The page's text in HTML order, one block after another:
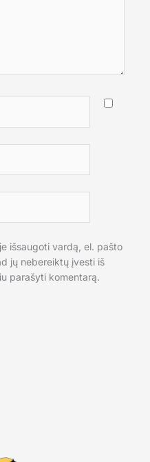
išsaugoti vardą, el. pašto
jų nebereiktų įvesti iš
parašyti komentarą.